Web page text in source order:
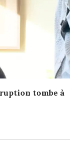
tombe à